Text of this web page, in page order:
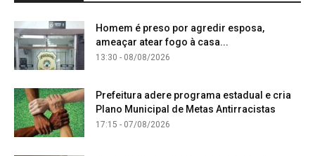
Homem é preso por agredir esposa,
ameaçar atear fogo à casa...
13:30 - 08/08/2026
Prefeitura adere programa estadual e cria
Plano Municipal de Metas Antirracistas
17:15 - 07/08/2026